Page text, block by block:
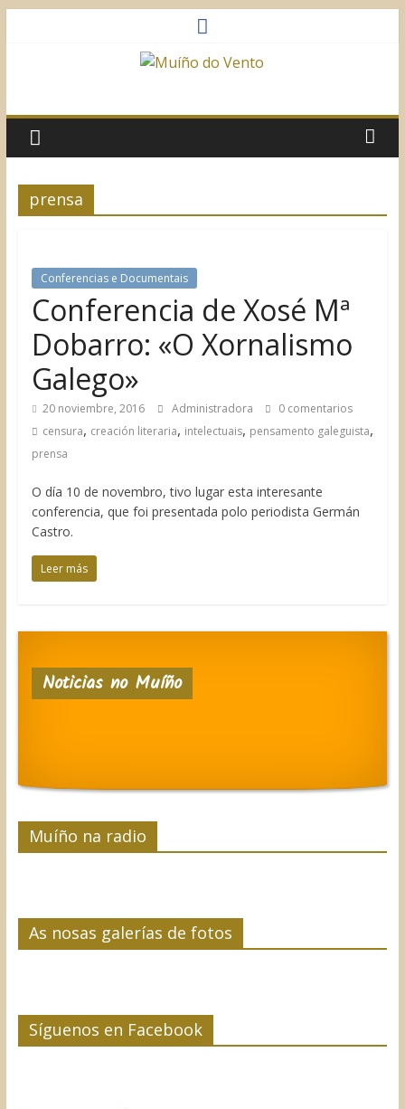
do
Vento
prensa
Conferencias e Documentais
Conferencia de Xosé Mª
Dobarro: «O Xornalismo
Galego»
20 noviembre, 2016 Administradora
0 comentarios
censura, creación literaria, intelectuais, pensamento galeguista,
prensa
O día 10 de novembro, tivo lugar esta interesante
conferencia, que foi presentada polo periodista Germán
Castro.
Leer más
Noticias no Muíño
Muíño na radio
As nosas galerías de fotos
Síguenos en Facebook